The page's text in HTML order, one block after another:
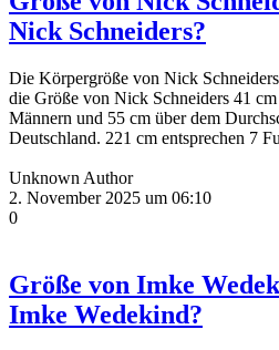
Nick Schneiders?
Die Körpergröße von Nick
die Größe von Nick Schneiders 41
Männern und 55 cm über dem
Deutschland. 221 cm entsprechen 7
Unknown Author
2. November 2025 um 06:10
0
Größe von Imke
Imke Wedekind?